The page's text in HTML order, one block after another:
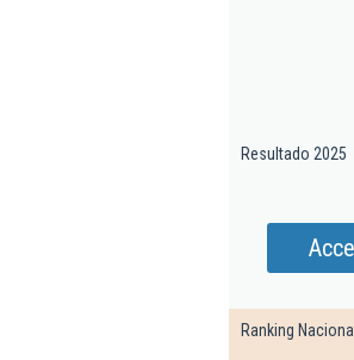
Resultado 2025
Ranking Nacional